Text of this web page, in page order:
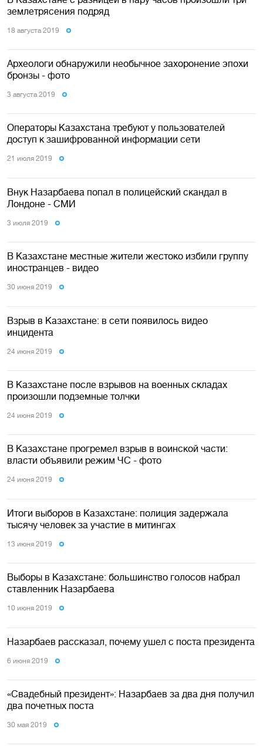
землетрясения подряд
18 августа 2019
Археологи обнаружили необычное захоронение эпохи
бронзы - фото
3 августа 2019
Операторы Казахстана требуют у пользователей
доступ к зашифрованной информации сети
21 июля 2019
Внук Назарбаева попал в полицейский скандал в
Лондоне - СМИ
3 июля 2019
В Казахстане местные жители жестоко избили группу
иностранцев - видео
30 июня 2019
Взрыв в Казахстане: в сети появилось видео
инцидента
24 июня 2019
В Казахстане после взрывов на военных складах
произошли подземные толчки
24 июня 2019
В Казахстане прогремел взрыв в воинской части:
власти объявили режим ЧС - фото
24 июня 2019
Итоги выборов в Казахстане: полиция задержала
тысячу человек за участие в митингах
13 июня 2019
Выборы в Казахстане: большинство голосов набрал
ставленник Назарбаева
10 июня 2019
Назарбаев рассказал, почему ушел с поста президента
6 июня 2019
«Свадебный президент»: Назарбаев за два дня получил
два почетных поста
30 мая 2019